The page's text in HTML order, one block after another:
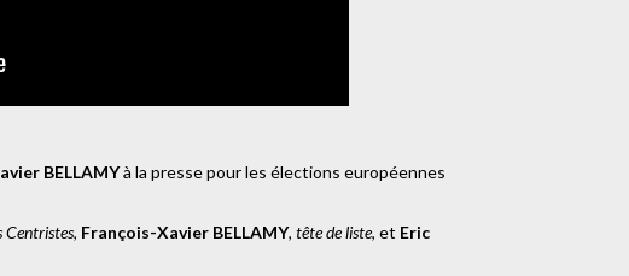
BELLAMYà la presse pour les élections européennes
Centristes, François-Xavier BELLAMY, tête de liste, et Eric